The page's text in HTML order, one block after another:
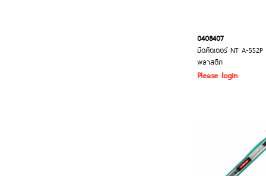
0408407
มีดคัตเตอร์ NT A-
พลาสติก
Please login